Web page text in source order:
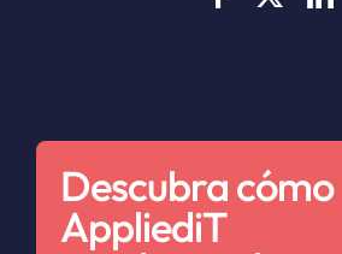
Descubra cómo
AppliediT